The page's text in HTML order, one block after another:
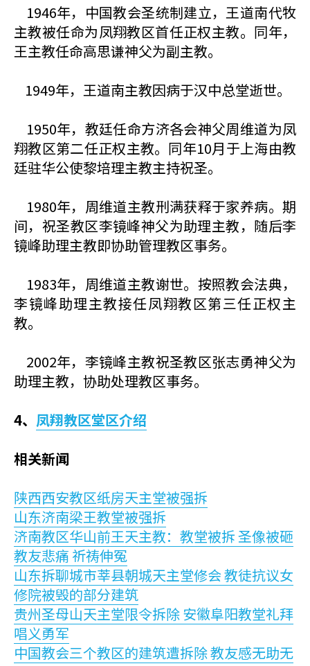
1946年，中国教会圣统制建立，王道南代牧
主教被任命为凤翔教区首任正权主教。同年，
王主教任命高思谦神父为副主教。
1949年，王道南主教因病于汉中总堂逝世。
1950年，教廷任命方济各会神父周维道为凤
翔教区第二任正权主教。同年10月于上海由教
廷驻华公使黎培理主教主持祝圣。
1980年，周维道主教刑满获释于家养病。期
间，祝圣教区李镜峰神父为助理主教，随后李
镜峰助理主教即协助管理教区事务。
1983年，周维道主教谢世。按照教会法典，
李镜峰助理主教接任凤翔教区第三任正权主
教。
2002年，李镜峰主教祝圣教区张志勇神父为
助理主教，协助处理教区事务。
4、 凤翔教区堂区介绍
相关新闻
陕西西安教区纸房天主堂被强拆
山东济南梁王教堂被强拆
济南教区华山前王天主教：教堂被拆 圣像被砸
教友悲痛 祈祷伸冤
山东拆聊城市莘县朝城天主堂修会 教徒抗议女
修院被毁的部分建筑
贵州圣母山天主堂限令拆除 安徽阜阳教堂礼拜
唱义勇军
中国教会三个教区的建筑遭拆除 教友感无助无